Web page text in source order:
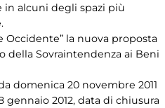
in alcuni degli spazi più
Occidente” la nuova proposta
Sovraintendenza ai Beni
domenica 20 novembre 2011
gennaio 2012, data di chiusura